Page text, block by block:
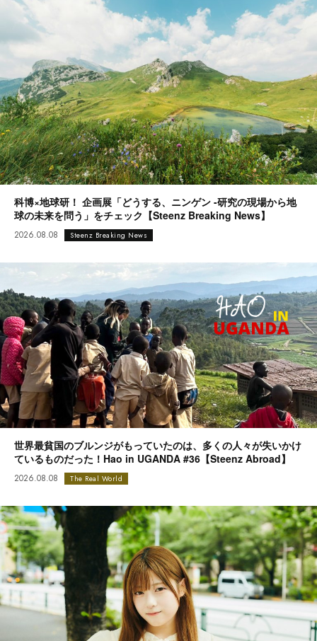
科博×地球研！ 企画展「どうする、ニンゲン -研究の現場から地
球の未来を問う」をチェック【Steenz Breaking News】
2026.08.08 Steenz Breaking News
世界最貧国のブルンジがもっていたのは、多くの人々が失いかけ
ているものだった！Hao in UGANDA #36【Steenz Abroad】
2026.08.08 The Real World